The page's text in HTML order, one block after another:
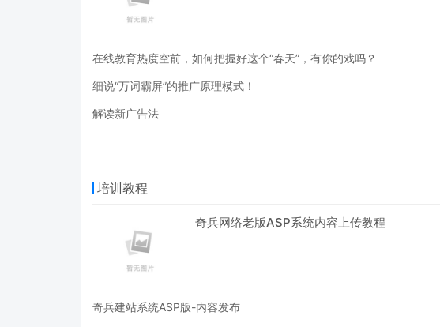
在线教育热度空前，如何把握好这个“春天”，有你的戏吗？
细说“万词霸屏”的推广原理模式！
解读新广告法
培训教程
奇兵网络老版ASP系统内容上传教程
奇兵建站系统ASP版-内容发布